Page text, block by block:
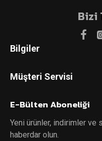
Bizi
Bilgiler
Müşteri Servisi
E-Bülten Aboneliği
Yeni ürünler, indirimler ve
haberdar olun.